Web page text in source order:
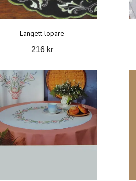
Langett löpare
216 kr